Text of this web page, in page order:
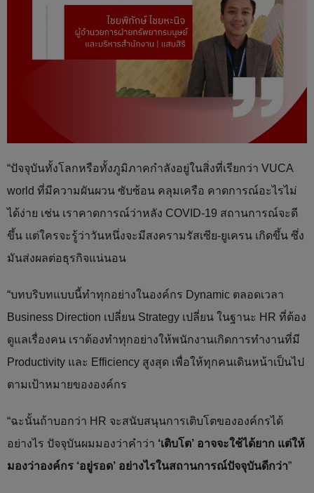
“ปัจจุบันทั้งโลกหรือทั้งภูมิภาคกำลังอยู่ในสิ่งที่เรียกว่า VUCA
world ที่มีความผันผวน ซับซ้อน คลุมเครือ คาดการณ์อะไรไม่
ได้ง่าย เช่น เราคาดการณ์ว่าหลัง COVID-19 สถานการณ์จะดี
ขึ้น แต่ใครจะรู้ว่าวันหนึ่งจะมีสงครามรัสเซีย-ยูเครน เกิดขึ้น ซึ่ง
มันส่งผลต่อธุรกิจแน่นอน
“บทบริบทแบบนี้ทำทุกอย่างในองค์กร Dynamic ตลอดเวลา
Business Direction เปลี่ยน Strategy เปลี่ยน ในฐานะ HR ที่ต้อง
ดูแลเรื่องคน เราต้องทำทุกอย่างให้พนักงานเกิดการทำงานที่มี
Productivity และ Efficiency สูงสุด เพื่อให้ทุกคนเดินหน้าเป็นไป
ตามเป้าหมายขององค์กร
“ฉะนั้นถ้าบอกว่า HR จะสนับสนุนการเติบโตขององค์กรได้
อย่างไร ปัจจุบันผมมองว่าคำว่า ‘เติบโต’ อาจจะใช้ได้ยาก แต่ให้
มองว่าองค์กร ‘อยู่รอด’ อย่างไรในสถานการณ์ปัจจุบันดีกว่า”